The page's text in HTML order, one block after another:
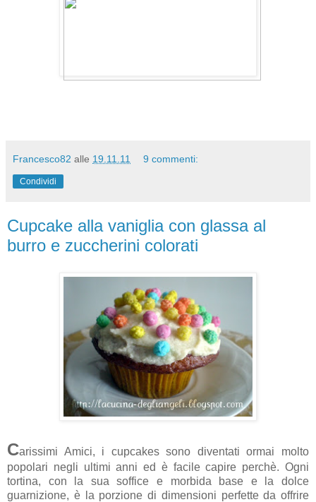
Francesco82 alle 19.11.11 9 commenti:
Condividi
Cupcake alla vaniglia con glassa al
burro e zuccherini colorati
Carissimi Amici, i cupcakes sono diventati ormai molto
popolari negli ultimi anni ed è facile capire perchè. Ogni
tortina, con la sua soffice e morbida base e la dolce
guarnizione, è la porzione di dimensioni perfette da offrire